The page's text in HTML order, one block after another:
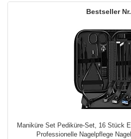
Maniküre Set Pediküre-Set, 16 Stück
Professionelle Nagelpflege